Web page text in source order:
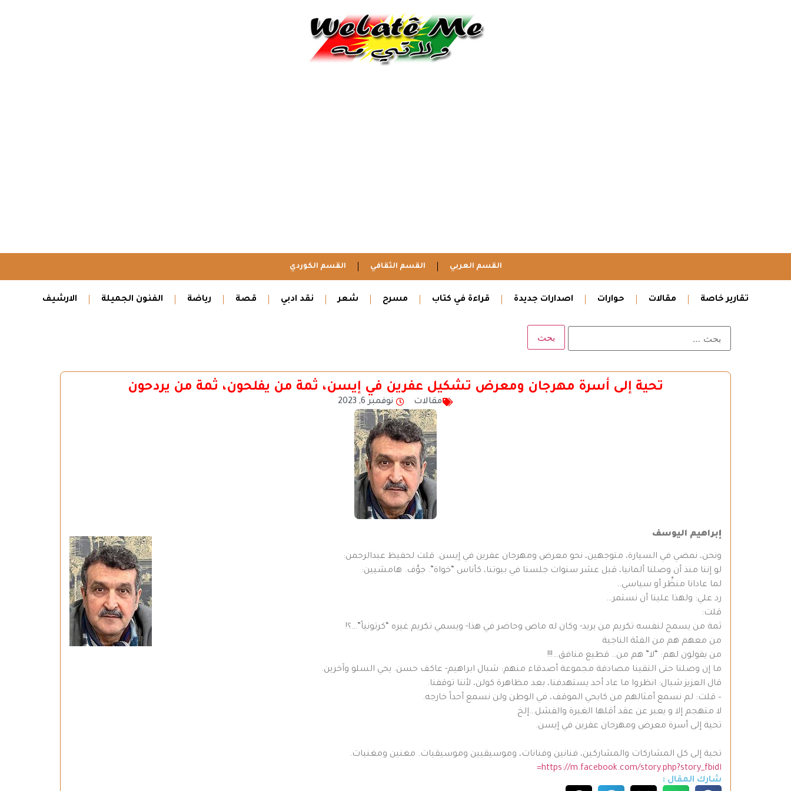
القسم العربي القسم الثقافي القسم الكوردي
تقارير خاصة مقالات حوارات اصدارات جديدة قراءة في كتاب مسرح شعر نقد ادبي قصة رياضة الفنون الجميلة الارشيف
تحية إلى أسرة مهرجان ومعرض تشكيل عفرين في إيسن، ثمة من يفلحون، ثمة من يردحون
مقالات نوفمبر 6, 2023
إبراهيم اليوسف
ونحن، نمضي في السيارة، متوجهين، نحو معرض ومهرجان عفرين في إيسن. قلت لحفيظ عبدالرحمن:
لو إننا منذ أن وصلنا ألمانيا، قبل عشر سنوات جلسنا في بيوتنا، كأناس “خواة”. جوَّف. هامشيين:
لما عادانا منظِّر أو سياسي..
رد علي: ولهذا علينا أن نستمر…
قلت:
ثمة من يسمح لنفسه تكريم من يريد- وكان له ماض وحاضر في هذا- ويسمي تكريم غيره “كرتونياً”…؟!
من معهم هم من الفئة الناجية
من يقولون لهم: “لا” هم من.. قطيع منافق…!!!
ما إن وصلنا حتى التقينا مصادفة مجموعة أصدقاء منهم: شبال ابراهيم- عاكف حسن. يحي السلو وآخرين.
قال العزيز شبال: انظروا ما عاد أحد يستهدفنا، بعد مظاهرة كولن، لأننا توقفنا.
– قلت: لم نسمع أمثالهم من كابحي الموقف، في الوطن ولن نسمع أحداً خارجه.
لا متهجم إلا و يعبر عن عقد أقلها الغيرة والفشل…إلخ
تحية إلى أسرة معرض ومهرجان عفرين في إيسن.
تحية إلى كل المشاركات والمشاركين، فنانين وفنانات، وموسيقيين وموسيقيات. مغنين ومغنيات.
اhttps://m.facebook.com/story.php?story_fbid=
شارك المقال :